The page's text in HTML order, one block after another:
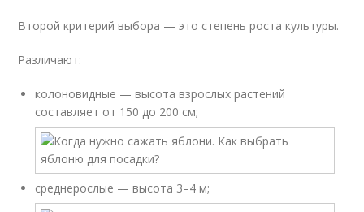
Второй критерий выбора — это степень роста культуры.
Различают:
колоновидные — высота взрослых растений
составляет от 150 до 200 см;
среднерослые — высота 3–4 м;